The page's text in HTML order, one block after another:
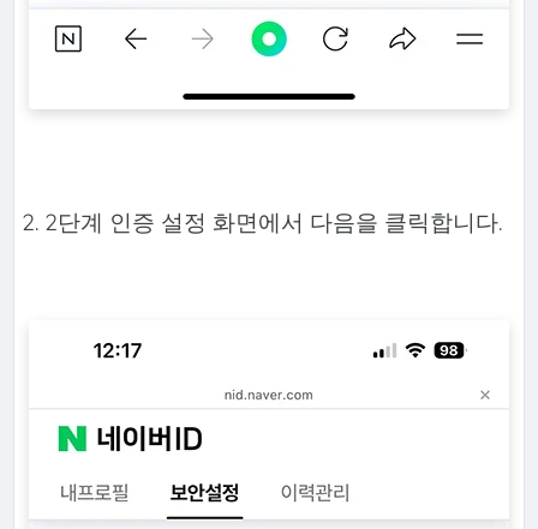
2. 2단계 인증 설정 화면에서 다음을 클릭합니다.